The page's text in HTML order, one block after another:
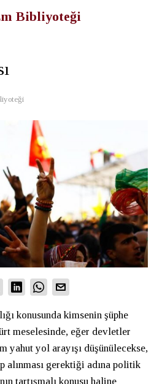
Bibliyoteği
konusunda kimsenin şüphe
meselesinde, eğer devletler
yahut yol arayışı düşünülecekse,
alınması gerektiği adına politik
tartışmalı konusu haline